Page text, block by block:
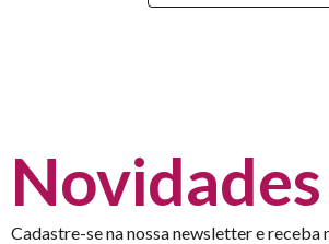
Novidades
Cadastre-se na nossa newsletter e receba